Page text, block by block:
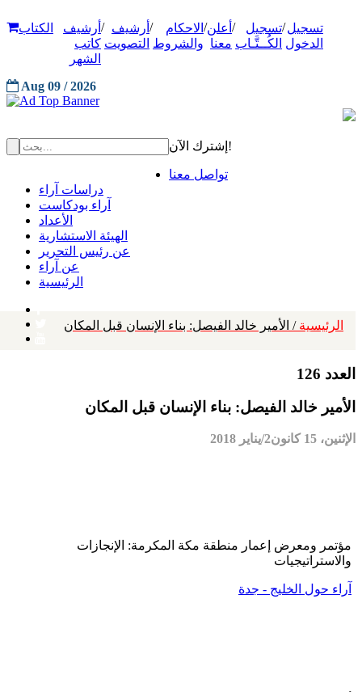
تسجيل
الدخول
/تسجيل
الكُــتَّـاب
/ أعلن
معنا
/ الاحكام
والشروط
/ أرشيف
التصويت
/ أرشيف
كاتب
الشهر
الكتاب
Aug 09 / 2026
إشترك الآن!
تواصل معنا
دراسات آراء
آراء بودكاست
الأعداد
الهيئة الاستشارية
عن رئيس التحرير
عن آراء
الرئيسية
الرئيسية / الأمير خالد الفيصل: بناء الإنسان قبل المكان
العدد 126
الأمير خالد الفيصل: بناء الإنسان قبل المكان
الإثنين، 15 كانون2/يناير 2018
مؤتمر ومعرض إعمار منطقة مكة المكرمة: الإنجازات
والاستراتيجيات
آراء حول الخليج - جدة